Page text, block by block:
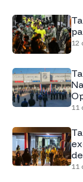
12
11
11